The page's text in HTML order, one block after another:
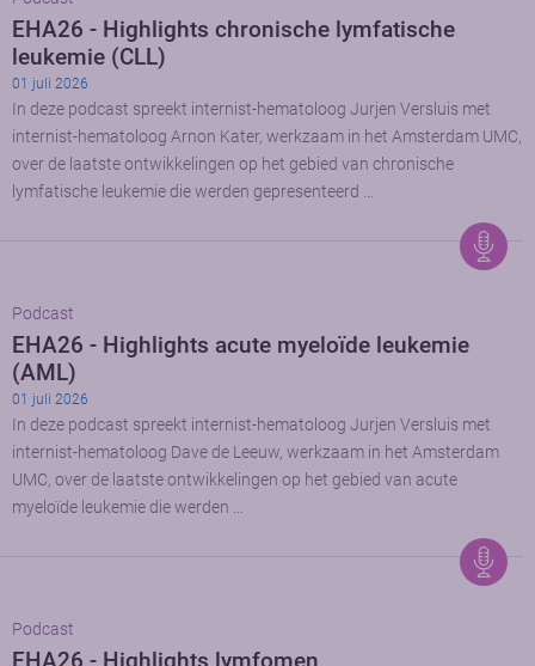
EHA26 - Highlights chronische lymfatische
leukemie (CLL)
01 juli 2026
In deze podcast spreekt internist-hematoloog Jurjen Versluis met
internist-hematoloog Arnon Kater, werkzaam in het Amsterdam UMC,
over de laatste ontwikkelingen op het gebied van chronische
lymfatische leukemie die werden gepresenteerd …
Podcast
EHA26 - Highlights acute myeloïde leukemie
(AML)
01 juli 2026
In deze podcast spreekt internist-hematoloog Jurjen Versluis met
internist-hematoloog Dave de Leeuw, werkzaam in het Amsterdam
UMC, over de laatste ontwikkelingen op het gebied van acute
myeloïde leukemie die werden …
Podcast